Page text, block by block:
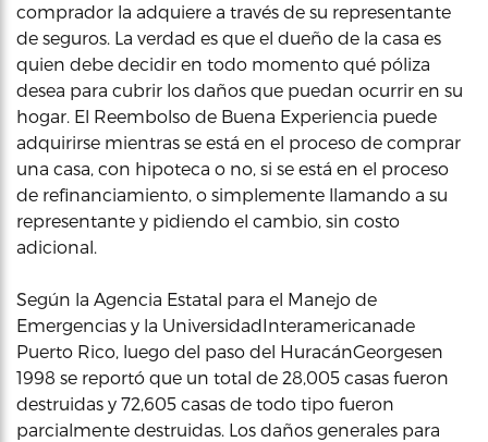
comprador la adquiere a través de su representante
de seguros. La verdad es que el dueño de la casa es
quien debe decidir en todo momento qué póliza
desea para cubrir los daños que puedan ocurrir en su
hogar. El Reembolso de Buena Experiencia puede
adquirirse mientras se está en el proceso de comprar
una casa, con hipoteca o no, si se está en el proceso
de refinanciamiento, o simplemente llamando a su
representante y pidiendo el cambio, sin costo
adicional.
Según la Agencia Estatal para el Manejo de
Emergencias y la UniversidadInteramericanade
Puerto Rico, luego del paso del HuracánGeorgesen
1998 se reportó que un total de 28,005 casas fueron
destruidas y 72,605 casas de todo tipo fueron
parcialmente destruidas. Los daños generales para